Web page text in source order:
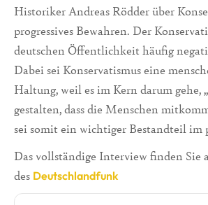
Historiker Andreas Rödder über
progressives Bewahren. Der
deutschen Öffentlichkeit häufig
Dabei sei Konservatismus eine
Haltung, weil es im Kern darum gehe,
gestalten, dass die Menschen
sei somit ein wichtiger Bestandteil im
Das vollständige Interview finden Sie
des Deutschlandfunk